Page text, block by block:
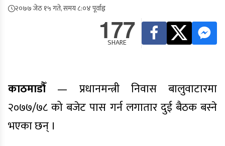
२०७७ जेठ १५ गते, समय ८:०४ पूर्वाह्न
177
SHARE
काठमाडौँ— प्रधानमन्त्री निवास बालुवाटारमा
२०७७/७८ को बजेट पास गर्न लगातार दुई बैठक बस्ने
भएका छन् ।